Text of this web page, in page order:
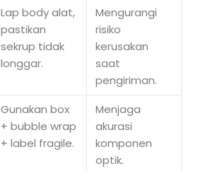
Lap body alat,
pastikan
sekrup tidak
longgar.
Mengurangi
risiko
kerusakan
saat
pengiriman.
Gunakan box
+ bubble wrap
+ label fragile.
Menjaga
akurasi
komponen
optik.